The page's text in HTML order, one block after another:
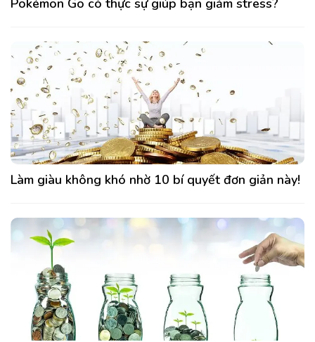
Pokémon Go có thực sự giúp bạn giảm stress?
Làm giàu không khó nhờ 10 bí quyết đơn giản này!